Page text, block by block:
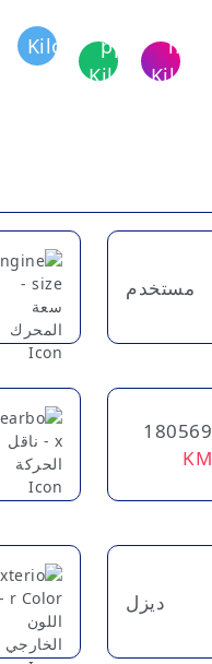
مستخدم
180569
KM
ديزل